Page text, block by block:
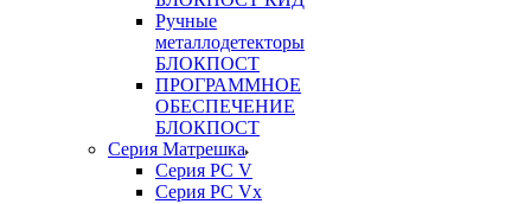
Ручные
металлодетекторы
БЛОКПОСТ
ПРОГРАММНОЕ
ОБЕСПЕЧЕНИЕ
БЛОКПОСТ
Серия Матрешка
Серия PC V
Серия PC Vx